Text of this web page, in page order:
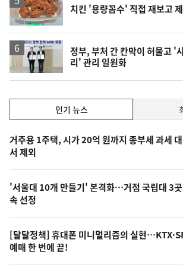
치킨 '용량꼼수' 직접 재보고
정부, 부처 간 칸막이 허물고 '
리' 관리 일원화
기,
최
신,
오
늘
의
영
상
인기 뉴스
기
뉴
스
거주용 1주택, 시가 20억 원까지 종부세 과세
서 제외
'서울대 10개 만들기' 본격화…거점 국립대 3
속 선정
[달달정책] 휴대폰 미니멀리즘의 실현
예매 한 번에 끝!